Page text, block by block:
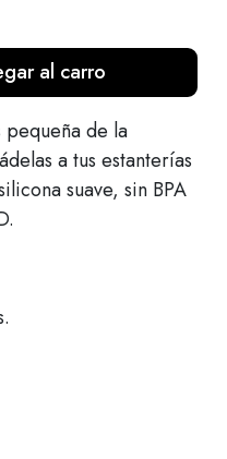
al carro
pequeña de la
a tus estanterías
suave, sin BPA